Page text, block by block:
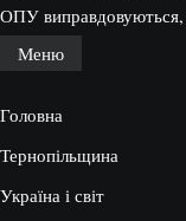
ОПУ виправдовуються,
Меню
Головна
Тернопільщина
Україна і світ